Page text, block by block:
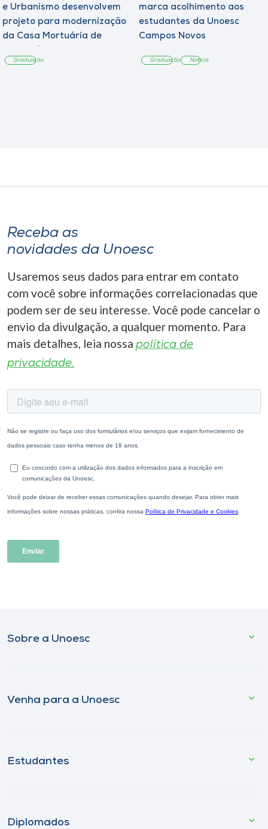
e Urbanismo desenvolvem
projeto para modernização
da Casa Mortuária de
Graduação
marca acolhimento aos
estudantes da Unoesc
Campos Novos
Graduação Notícia
Receba as
novidades da Unoesc
Usaremos seus dados para entrar em contato
com você sobre informações correlacionadas que
podem ser de seu interesse. Você pode cancelar o
envio da divulgação, a qualquer momento. Para
mais detalhes, leia nossa política de
privacidade.
Sobre a Unoesc
Venha para a Unoesc
Estudantes
Diplomados